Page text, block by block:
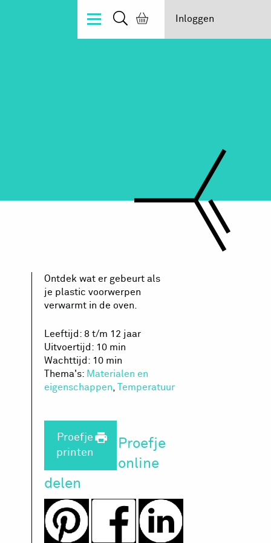
Inloggen
Ontdek wat er gebeurt als
je plastic voorwerpen
verwarmt in de oven.
Leeftijd: 8 t/m 12 jaar
Uitvoertijd: 10 min
Wachttijd: 10 min
Thema's: Materialen en
eigenschappen, Temperatuur
Proefje
printen
print
Proefje
online
delen